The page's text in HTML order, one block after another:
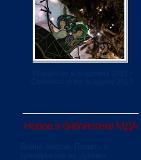
Новое в библиотеке МДА